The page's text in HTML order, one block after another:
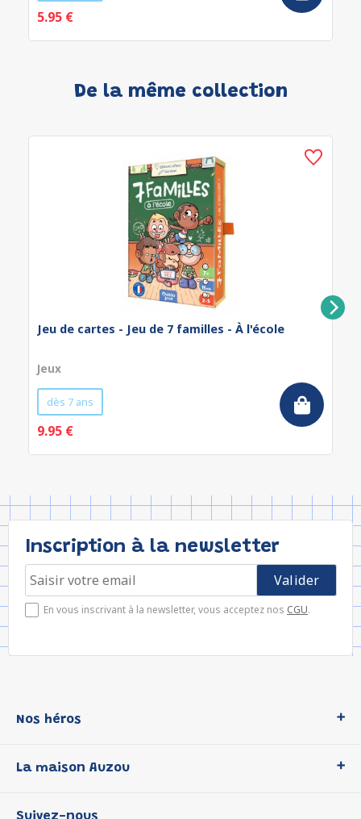
5.95 €
De la même collection
Jeu de cartes - Jeu de 7 familles - À l'école
Jeux
dès 7 ans
9.95 €
Inscription à la newsletter
En vous inscrivant à la newsletter, vous acceptez nos CGU.
Nos héros
P'tit Loup
La maison Auzou